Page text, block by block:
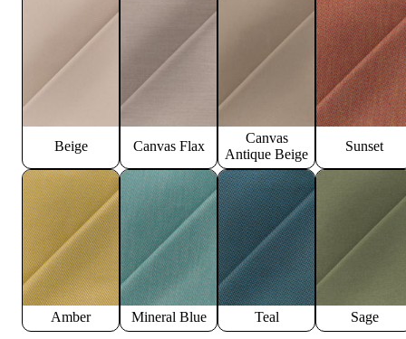
Beige Canvas Flax
Canvas
Antique Beige
Sunset
Amber Mineral Blue Teal Sage